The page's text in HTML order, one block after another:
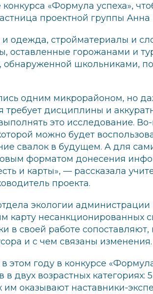
конкурса «Формула успеха»,
проектной группы
одежда, стройматериалы и
оставленные горожанами и
обнаруженной школьниками,
одним микрорайоном, но
требует дисциплины и
это исследование.
можно будет
свалок в будущем. А для
форматом донесения
и карты», — рассказала
проекта.
экологии
карту несанкционированных
в своей работе сопоставляют,
и с чем связаны изменения.
этом году в конкурсе
в двух возрастных категориях:
им оказывают наставники-